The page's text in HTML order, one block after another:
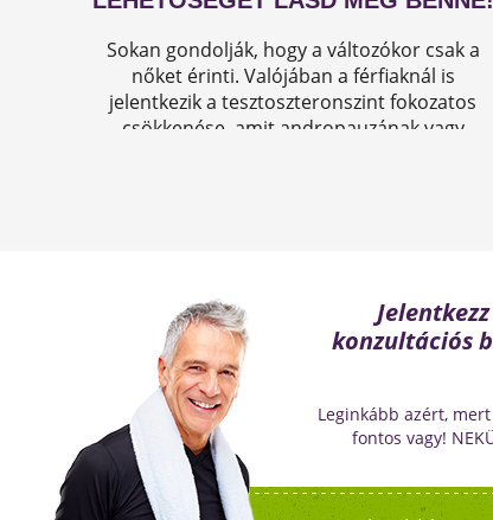
Sokan gondolják, hogy a változókor csak a
nőket érinti. Valójában a férfiaknál is
jelentkezik a tesztoszteronszint fokozatos
csökkenése, amit andropauzának vagy
konzultációs
Leginkább azért,
fontos vagy!